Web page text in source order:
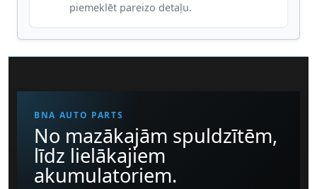
piemeklēt pareizo detaļu.
BNA AUTO PARTS
No mazākajām spuldzītēm,
līdz lielākajiem
akumulatoriem.